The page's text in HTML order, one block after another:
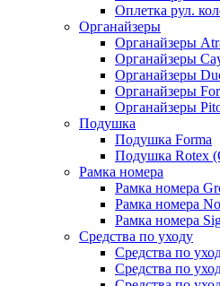
Оплетка рул.
Органайзеры
Органайзеры
Органайзеры
Органайзеры
Органайзеры
Органайзеры
Подушка
Подушка Forma
Подушка Rotex
Рамка номера
Рамка номера
Рамка номера
Рамка номера
Средства по уходу
Средства по
Средства по